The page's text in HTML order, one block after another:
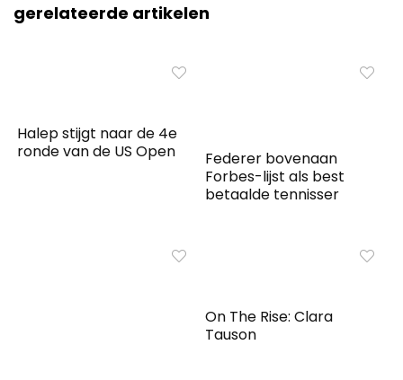
gerelateerde artikelen
Halep stijgt naar de 4e
ronde van de US Open
Federer bovenaan
Forbes-lijst als best
betaalde tennisser
On The Rise: Clara
Tauson